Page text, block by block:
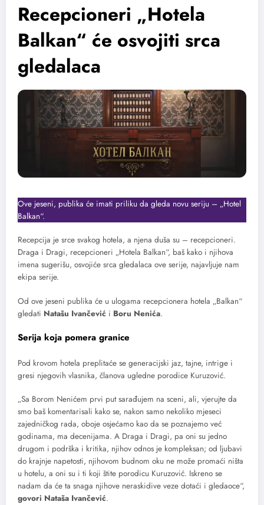
Recepcioneri „Hotela
Balkan“ će osvojiti srca
gledalaca
Ove jeseni, publika će imati priliku da gleda novu seriju – „Hotel
Balkan“.
Recepcija je srce svakog hotela, a njena duša su – recepcioneri.
Draga i Dragi, recepcioneri „Hotela Balkan“, baš kako i njihova
imena sugerišu, osvojiće srca gledalaca ove serije, najavljuje nam
ekipa serije.
Od ove jeseni publika će u ulogama recepcionera hotela „Balkan“
gledati Natašu Ivančević i Boru Nenića.
Serija koja pomera granice
Pod krovom hotela preplitaće se generacijski jaz, tajne, intrige i
gresi njegovih vlasnika, članova ugledne porodice Kuruzović.
„Sa Borom Nenićem prvi put sarađujem na sceni, ali, vjerujte da
smo baš komentarisali kako se, nakon samo nekoliko mjeseci
zajedničkog rada, oboje osjećamo kao da se poznajemo već
godinama, ma decenijama. A Draga i Dragi, pa oni su jedno
drugom i podrška i kritika, njihov odnos je kompleksan; od ljubavi
do krajnje napetosti, njihovom budnom oku ne može promaći ništa
u hotelu, a oni su i ti koji štite porodicu Kuruzović. Iskreno se
nadam da će ta snaga njihove neraskidive veze dotaći i gledaoce“,
govori Nataša Ivančević.